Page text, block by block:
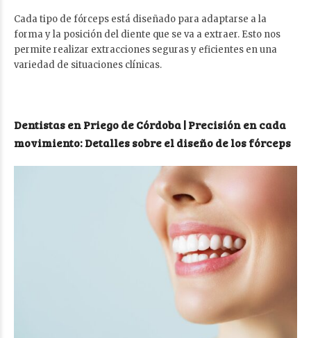
Cada tipo de fórceps está diseñado para adaptarse a la
forma y la posición del diente que se va a extraer. Esto nos
permite realizar extracciones seguras y eficientes en una
variedad de situaciones clínicas.
Dentistas en Priego de Córdoba | Precisión en cada
movimiento: Detalles sobre el diseño de los fórceps